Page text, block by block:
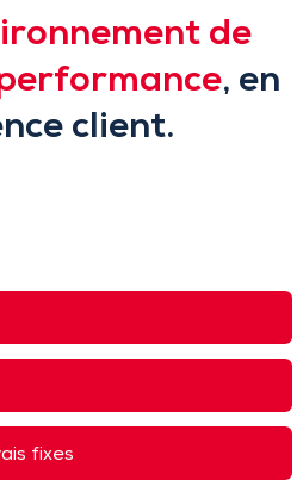
de
, en
client.
fixes